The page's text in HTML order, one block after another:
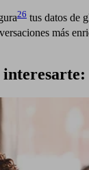
26 tus datos de
más